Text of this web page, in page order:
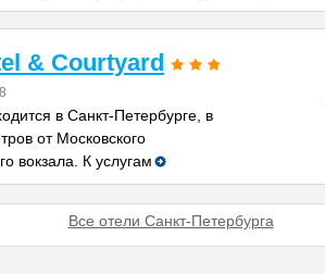
& Courtyard
в Санкт-Петербурге, в
от Московского
вокзала. К услугам
Все отели Санкт-Петербурга